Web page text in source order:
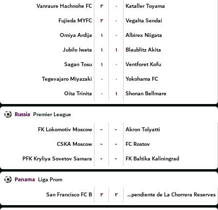
Vanraure Hachnohe FC
۲ ۰
Kataller Toyama
Fujieda MYFC
۲ ۰
Vegalta Sendai
Omiya Ardija
۱ ۰
Albirex Niigata
Jubilo Iwata
۱ ۱
Blaublitz Akita
Sagan Tosu
۱ ۰
Ventforet Kofu
Tegevajaro Miyazaki
۰ ۰
Yokohama FC
Oita Trinita
۰ ۱ Shonan Bellmare
Russia Premier League
FK Lokomotiv Moscow
- -
Akron Tolyatti
CSKA Moscow
- -
FC Rostov
PFK Kryliya Sovetov Samara
- - FK Baltika Kaliningrad
Panama Liga Prom
San Francisco FC B
۲ ۲ CA Independiente de La Chorrera Reserves